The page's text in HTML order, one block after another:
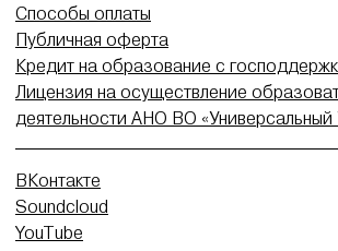
Способы оплаты
Публичная оферта
Кредит на образование с
Лицензия на осуществление
деятельности АНО ВО «Универсальный
ВКонтакте
Soundcloud
YouTube